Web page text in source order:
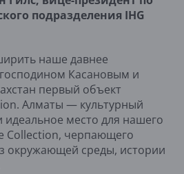
подразделения IHG
наше давнее
Касановым и
первый объект
Алматы — культурный
идеальное место для нашего
Collection, черпающего
окружающей среды, истории